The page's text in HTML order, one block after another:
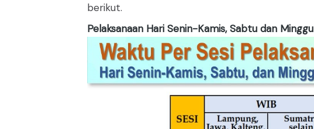
berikut.
Pelaksanaan Hari Senin-Kamis, Sabtu dan Minggu